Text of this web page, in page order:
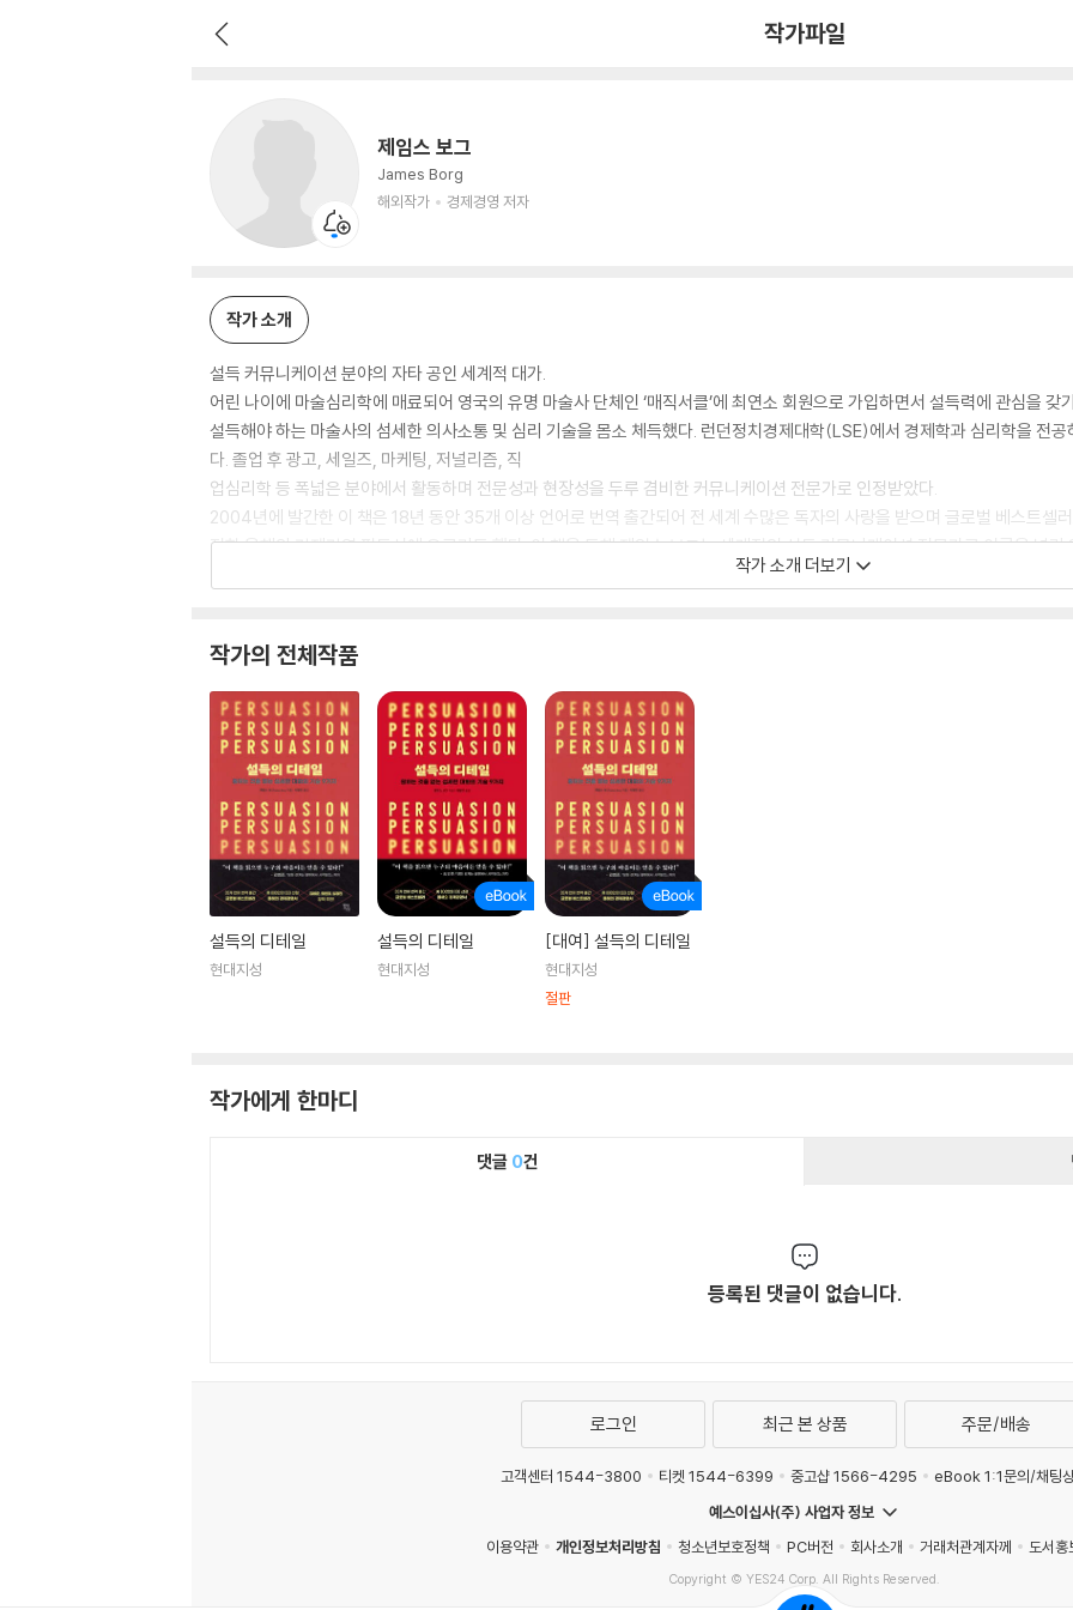
작가파일
제임스 보그
James Borg
해외작가
경제경영 저자
작가 소개
설득 커뮤니케이션 분야의 자타 공인 세계적 대가.
어린 나이에 마술심리학에 매료되어 영국의 유명 마술사 단체인 ‘매직서클’에 최연소 회원으로 가입하면서 설득력에 관심을
설득해야 하는 마술사의 섬세한 의사소통 및 심리 기술을 몸소 체득했다. 런던정치경제대학(LSE)에서 경제학과 심리학을 전
다. 졸업 후 광고, 세일즈, 마케팅, 저널리즘, 직
업심리학 등 폭넓은 분야에서 활동하며 전문성과 현장성을 두루 겸비한 커뮤니케이션 전문가로 인정받았다.
2004년에 발간한 이 책은 18년 동안 35개 이상 언어로 번역 출간되어 전 세계 수많은 독자의 사랑을 받으며 글로벌 베스트셀
정한 올해의 경제경영 필독서에 오르기도 했다. 이 책을 통해 제임스 보그는 세계적인 설득 커뮤니케이션 전문가로 이름을 널
저서로는 『설득의 디테일』과 함께 3부작 시리즈인 『그녀는 몸으로 말한다』(Body Language)와 『마음의 힘』(Mind Power)
(Talk Ability), 『당신의 카드입니까』(Is That Your Card) 등이 있다.
작가 소개 더보기
작가의 전체작품
설득의 디테일
현대지성
설득의 디테일
현대지성
[대여] 설득의 디테일
현대지성
절판
작가에게 한마디
댓글 0건
등록된 댓글이 없습니다.
로그인 최근 본 상품 주문/배송
고객센터 1544-3800 티켓 1544-6399 중고샵 1566-4295
eBook 1:1문의/채팅
예스이십사(주) 사업자 정보
이용약관
개인정보처리방침 청소년보호정책 PC버전 회사소개 거래처관계자께 도서홍
Copyright © YES24 Corp. All Rights Reserved.